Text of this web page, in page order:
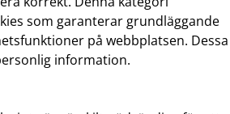
som garanterar grundläggande
på webbplatsen. Dessa
information.